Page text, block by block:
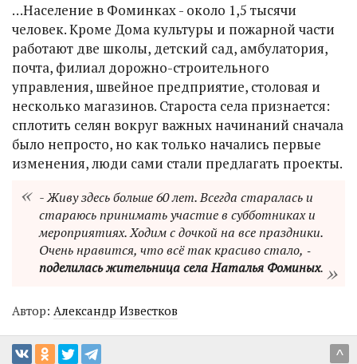
…Население в Фоминках - около 1,5 тысячи
человек. Кроме Дома культуры и пожарной части
работают две школы, детский сад, амбулатория,
почта, филиал дорожно-строительного
управления, швейное предприятие, столовая и
несколько магазинов. Староста села признается:
сплотить селян вокруг важных начинаний сначала
было непросто, но как только начались первые
изменения, люди сами стали предлагать проекты.
- Живу здесь больше 60 лет. Всегда старалась и
стараюсь принимать участие в субботниках и
мероприятиях. Ходим с дочкой на все праздники.
Очень нравится, что всё так красиво стало, ‑
поделилась жительница села Наталья Фоминых.
Автор: Александр Известков
^